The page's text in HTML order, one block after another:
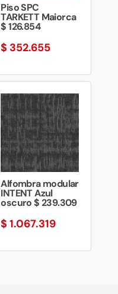
Piso SPC
TARKETT Maiorca
$ 126.854
$ 352.655
Alfombra modular
INTENT Azul
oscuro $ 239.309
$ 1.067.319